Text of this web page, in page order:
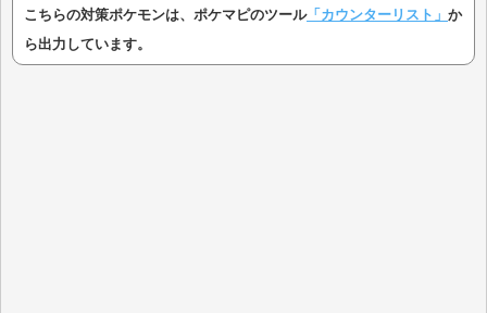
こちらの対策ポケモンは、ポケマピのツール「カウンターリスト」 か
ら出力しています。